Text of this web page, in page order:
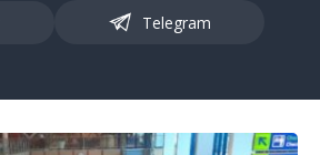
Telegram